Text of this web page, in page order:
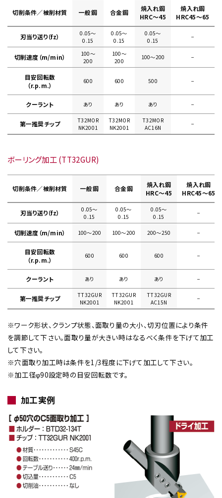
切削条件／被削材質 一般鋼 合金鋼
焼入れ鋼
HRC～45
焼入れ鋼
HRC45～65
刃当り送り（fz）
0.05〜
0.15
0.05〜
0.15
0.05〜
0.15
−
切削速度（m/min）
100〜
200
100〜
200
100〜200 −
目安回転数
（r.p.m.）
600 600 500 −
クーラント あり あり あり −
第一推奨チップ
T32MOR
NK2001
T32MOR
NK2001
T32MOR
AC16N
−
ボーリング加工 (TT32GUR)
切削条件／被削材質 一般鋼 合金鋼
焼入れ鋼
HRC～45
焼入れ鋼
HRC45～65
刃当り送り（fz）
0.05〜
0.15
0.05〜
0.15
0.05〜
0.15
−
切削速度（m/min） 100〜200 100〜200 200〜250 −
目安回転数
（r.p.m.）
600 600 600 −
クーラント あり あり あり −
第一推奨チップ
TT32GUR
NK2001
TT32GUR
NK2001
TT32GUR
AC15N
−
※ワーク形状、クランプ状態、面取り量の大小、切刃位置により条件
を調節して下さい。面取り量が大きい時はなるべく条件を下げて加工
して下さい。
※穴面取り加工時は条件を1/3程度に下げて加工して下さい。
※加工径φ90設定時の目安回転数です。
加工実例